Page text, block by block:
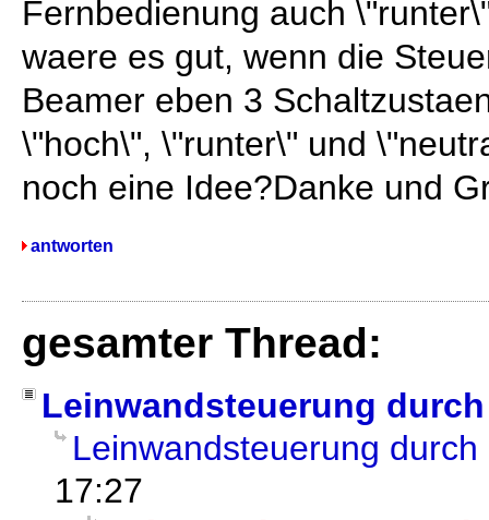
Fernbedienung auch
waere es gut, wenn die
Beamer eben 3
\"hoch\", \"runter\" und
noch eine Idee?Danke und
antworten
gesamter Thread:
Leinwandsteuerung
Leinwandsteuerung durch
17:27